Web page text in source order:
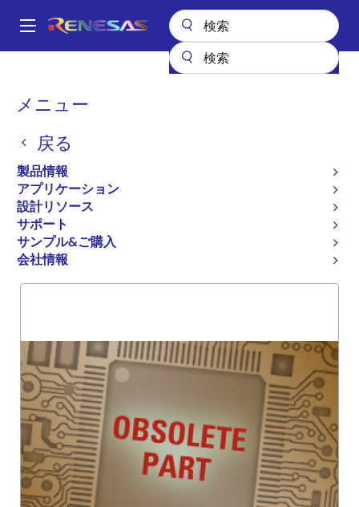
ン
Main
メニュー
戻る
製品情報
アプリケーション
設計リソース
サポート
サンプル&ご購入
会社情報
パ
く
ず
74LVCC3245A
74LVCC3245A
廃止品
OCT BUS TRANS W/ ADJ OUTP
概要